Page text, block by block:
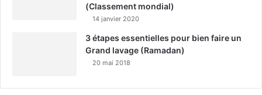
(Classement mondial)
14 janvier 2020
3 étapes essentielles pour bien faire un
Grand lavage (Ramadan)
20 mai 2018